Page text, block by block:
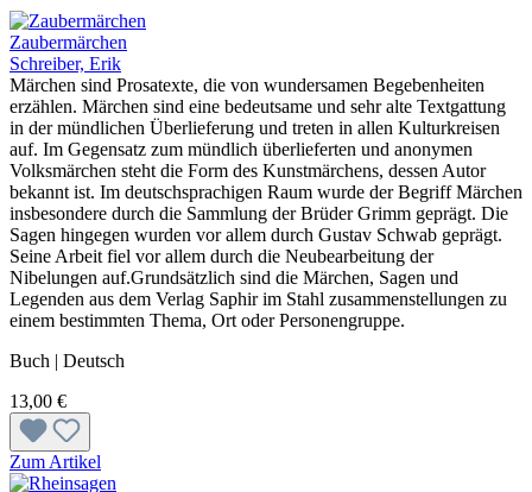
Zaubermärchen
Schreiber, Erik
Märchen sind Prosatexte, die von wundersamen Begebenheiten
erzählen. Märchen sind eine bedeutsame und sehr alte Textgattung
in der mündlichen Überlieferung und treten in allen Kulturkreisen
auf. Im Gegensatz zum mündlich überlieferten und anonymen
Volksmärchen steht die Form des Kunstmärchens, dessen Autor
bekannt ist. Im deutschsprachigen Raum wurde der Begriff Märchen
insbesondere durch die Sammlung der Brüder Grimm geprägt. Die
Sagen hingegen wurden vor allem durch Gustav Schwab geprägt.
Seine Arbeit fiel vor allem durch die Neubearbeitung der
Nibelungen auf.Grundsätzlich sind die Märchen, Sagen und
Legenden aus dem Verlag Saphir im Stahl zusammenstellungen zu
einem bestimmten Thema, Ort oder Personengruppe.
Buch | Deutsch
13,00 €
Zum Artikel